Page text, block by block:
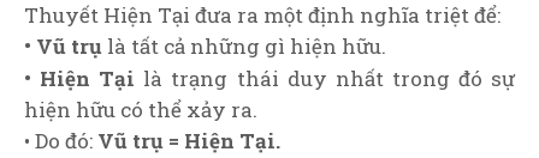
Thuyết Hiện Tại đưa ra một định nghĩa triệt để:
• Vũ trụ là tất cả những gì hiện hữu.
• Hiện Tại là trạng thái duy nhất trong đó sự
hiện hữu có thể xảy ra.
• Do đó: Vũ trụ = Hiện Tại.